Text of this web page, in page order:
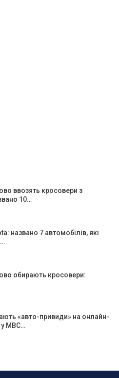
ввозять кросовери з
10…
названо 7 автомобілів, які
обирають кросовери:
«авто-привиди» на онлайн-
у МВС…